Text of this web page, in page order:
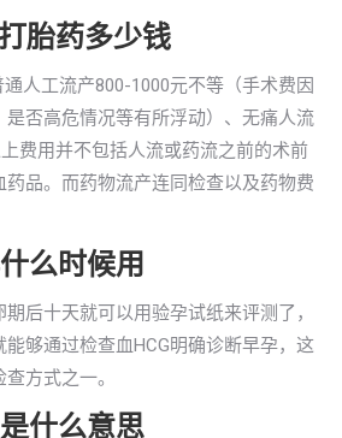
胎药多少钱
人工流产800-1000元不等（手术费因
否高危情况等有所浮动）、无痛人流
费用并不包括人流或药流之前的术前
品。而药物流产连同检查以及药物费
么时候用
后十天就可以用验孕试纸来评测了，
够通过检查血HCG明确诊断早孕，这
方式之一。
什么意思